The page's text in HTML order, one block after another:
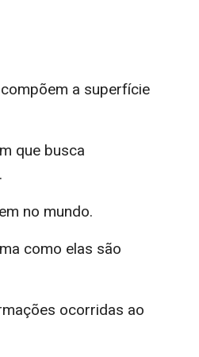
a superfície
que busca
no mundo.
como elas são
ocorridas ao